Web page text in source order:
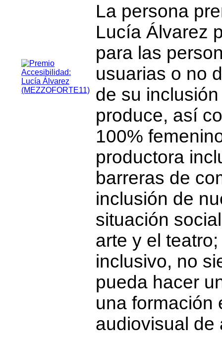
La persona
Lucía Álvarez
para las
usuarias o no
de su
produce, así
100%
productora
barreras de
inclusión de
situación
arte y el
inclusivo, no
pueda hacer
una formación
audiovisual de